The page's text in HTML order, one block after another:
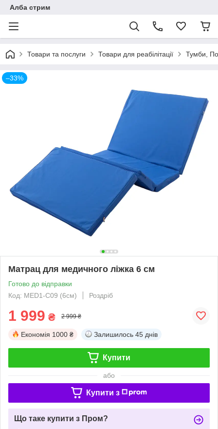
Алба стрим
Товари та послуги Товари для реабілітації Тумби,
–33%
Матрац для медичного ліжка 6 см
Готово до відправки
Код: MED1-С09 (6см)
Роздріб
1 999 ₴ 2 999 ₴
Економія 1000 ₴ Залишилось 45 днів
Купити
або
Купити з
Що таке купити з Пром?